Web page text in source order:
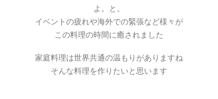
よ。と。
イベントの疲れや海外での緊張など様々が
この料理の時間に癒されました
家庭料理は世界共通の温もりがありますね
そんな料理を作りたいと思います